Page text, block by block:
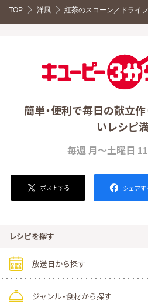
TOP 洋風 紅茶のスコーン／ドライ
簡単・便利で毎日の献立
いレシピ満
毎週 月～土曜日
ポストする シェアす
レシピを探す
放送日から探す
ジャンル・食材から探す